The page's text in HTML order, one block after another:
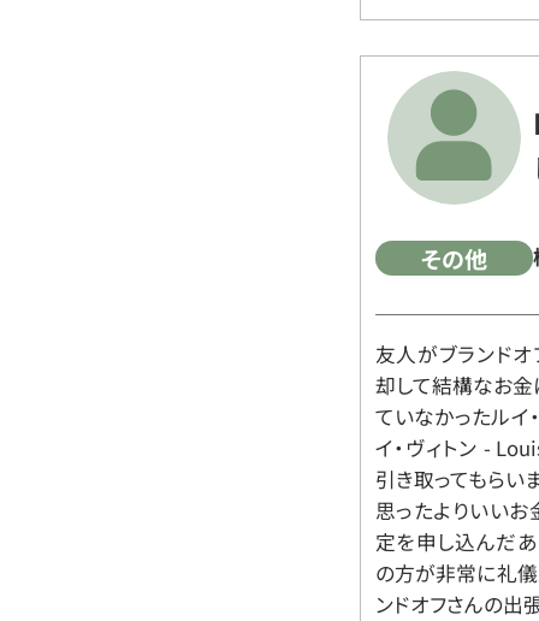
その他
友人がブランド
却して結構なお金
ていなかったルイ
イ・ヴィトン -
引き取ってもらい
思ったよりいいお
定を申し込んだ
の方が非常に礼儀
ンドオフさんの出